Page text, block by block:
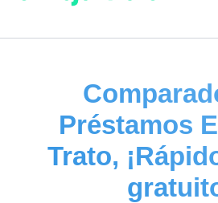
contenido
Préstamos
Trato,